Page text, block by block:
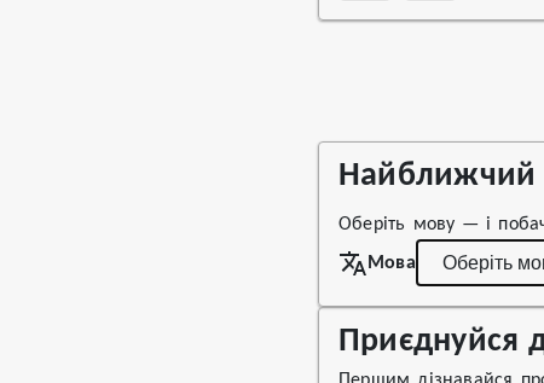
Найближчий
Оберіть мову — і
Мова
Приєднуйся